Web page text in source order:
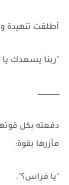
أطلقت
"ربنا يسعدك
ـــــــــــــــــــــ
دفعته بكل
مأزرها بقوة:
"يا فراس؟".